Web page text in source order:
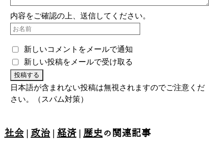
内容をご確認の上、送信してください。
新しいコメントをメールで通知
新しい投稿をメールで受け取る
日本語が含まれない投稿は無視されますのでご注意くだ
さい。（スパム対策）
社会| 政治| 経済| 歴史の関連記事